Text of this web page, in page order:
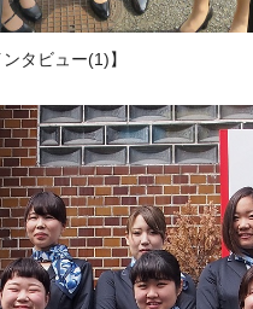
タビュー(1)】